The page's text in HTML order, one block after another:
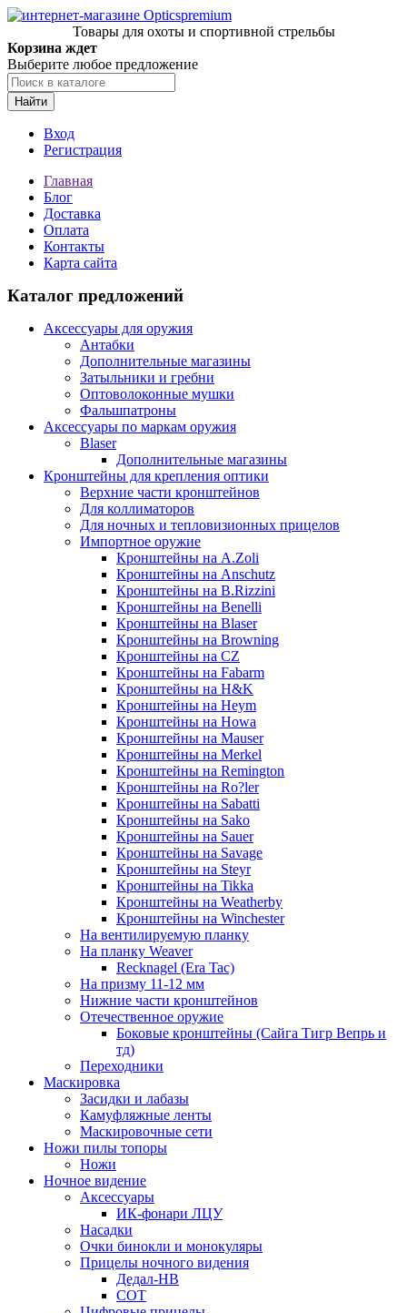
Товары для охоты и спортивной стрельбы
Корзина ждет
Выберите любое предложение
Найти
Вход
Регистрация
Главная
Блог
Доставка
Оплата
Контакты
Карта сайта
Каталог предложений
Аксессуары для оружия
Антабки
Дополнительные магазины
Затыльники и гребни
Оптоволоконные мушки
Фальшпатроны
Аксессуары по маркам оружия
Blaser
Дополнительные магазины
Кронштейны для крепления оптики
Верхние части кронштейнов
Для коллиматоров
Для ночных и тепловизионных прицелов
Импортное оружие
Кронштейны на A.Zoli
Кронштейны на Anschutz
Кронштейны на B.Rizzini
Кронштейны на Benelli
Кронштейны на Blaser
Кронштейны на Browning
Кронштейны на CZ
Кронштейны на Fabarm
Кронштейны на H&K
Кронштейны на Heym
Кронштейны на Howa
Кронштейны на Mauser
Кронштейны на Merkel
Кронштейны на Remington
Кронштейны на Ro?ler
Кронштейны на Sabatti
Кронштейны на Sako
Кронштейны на Sauer
Кронштейны на Savage
Кронштейны на Steyr
Кронштейны на Tikka
Кронштейны на Weatherby
Кронштейны на Winchester
На вентилируемую планку
На планку Weaver
Recknagel (Era Tac)
На призму 11-12 мм
Нижние части кронштейнов
Отечественное оружие
Боковые кронштейны (Сайга Тигр Вепрь и
тд)
Переходники
Маскировка
Засидки и лабазы
Камуфляжные ленты
Маскировочные сети
Ножи пилы топоры
Ножи
Ночное видение
Аксессуары
ИК-фонари ЛЦУ
Насадки
Очки бинокли и монокуляры
Прицелы ночного видения
Дедал-НВ
СОТ